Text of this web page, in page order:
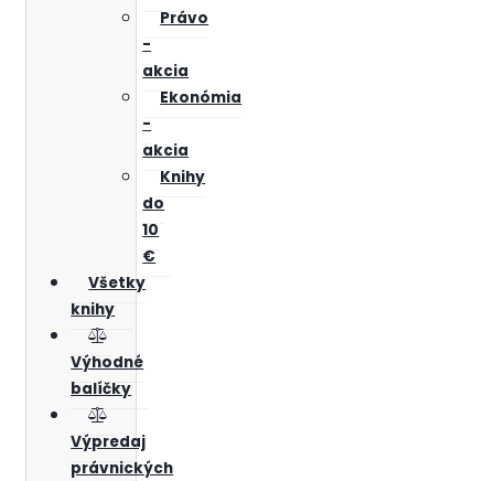
Právo
-
akcia
Ekonómia
-
akcia
Knihy
do
10
€
Všetky
knihy
Výhodné
balíčky
Výpredaj
právnických